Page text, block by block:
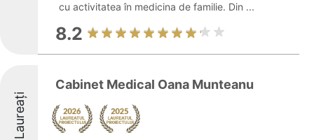
cu activitatea în medicina de familie. Din ...
8.2
Laureați
Cabinet Medical Oana Munteanu